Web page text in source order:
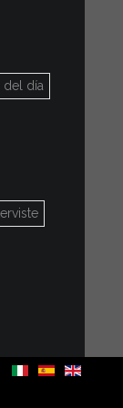
del día